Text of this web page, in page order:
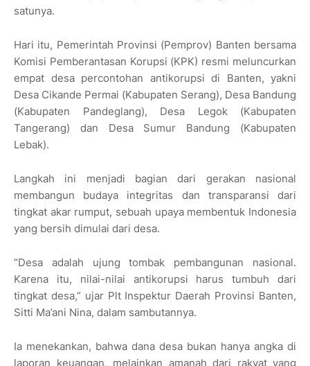
satunya.
Hari itu, Pemerintah Provinsi (Pemprov) Banten bersama
Komisi Pemberantasan Korupsi (KPK) resmi meluncurkan
empat desa percontohan antikorupsi di Banten, yakni
Desa Cikande Permai (Kabupaten Serang), Desa Bandung
(Kabupaten Pandeglang), Desa Legok (Kabupaten
Tangerang) dan Desa Sumur Bandung (Kabupaten
Lebak).
Langkah ini menjadi bagian dari gerakan nasional
membangun budaya integritas dan transparansi dari
tingkat akar rumput, sebuah upaya membentuk Indonesia
yang bersih dimulai dari desa.
“Desa adalah ujung tombak pembangunan nasional.
Karena itu, nilai-nilai antikorupsi harus tumbuh dari
tingkat desa,” ujar Plt Inspektur Daerah Provinsi Banten,
Sitti Ma’ani Nina, dalam sambutannya.
Ia menekankan, bahwa dana desa bukan hanya angka di
laporan keuangan, melainkan amanah dari rakyat yang